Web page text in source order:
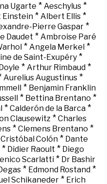
Ugarte * Aeschylus *
* Albert Ellis*
Pierre Gaspar *
Daudet * Ambroise Paré
* Angela Merkel *
de Saint-Exupéry *
* Arthur Rimbaud *
Aurelius Augustinus*
* Benjamin Franklin
* Bettina Brentano *
* Calderón de la Barca*
Clausewitz * Charles
* Clemens Brentano *
Cristóbal Colón * Dante
* Didier Raoult * Diego
Scarlatti* Dr Bashir
* Edmond Rostand *
Schikaneder * Erich